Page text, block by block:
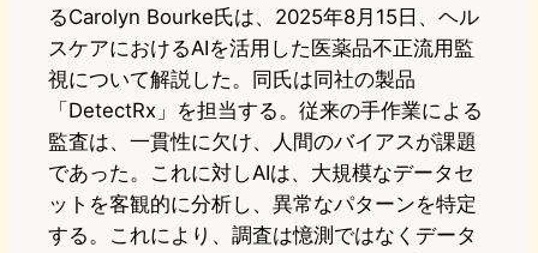
るCarolyn Bourke氏は、2025年8月15日、ヘル
スケアにおけるAIを活用した医薬品不正流用監
視について解説した。同氏は同社の製品
「DetectRx」を担当する。従来の手作業による
監査は、一貫性に欠け、人間のバイアスが課題
であった。これに対しAIは、大規模なデータセ
ットを客観的に分析し、異常なパターンを特定
する。これにより、調査は憶測ではなくデータ